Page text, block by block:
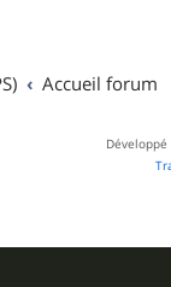
Accueil forum
Développé